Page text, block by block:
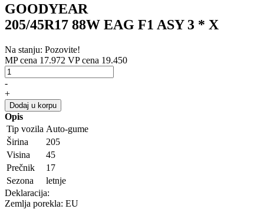
GOODYEAR
205/45R17 88W EAG F1 ASY 3 * X
Na stanju: Pozovite!
MP cena 17.972 VP cena 19.450
-
+
Dodaj u korpu
Opis
Tip vozila Auto-gume
Širina
205
Visina
45
Prečnik
17
Sezona
letnje
Deklaracija:
Zemlja porekla: EU